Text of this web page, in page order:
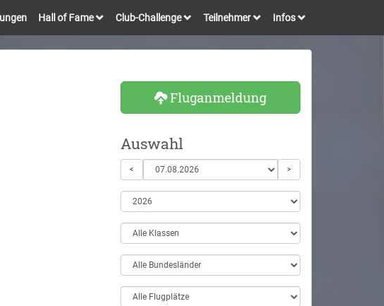
Hall of Fame Club-Challenge Teilnehmer Infos
Fluganmeldung
Auswahl
< >